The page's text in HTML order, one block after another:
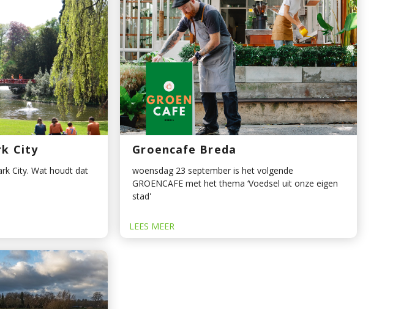
City
City. Wat houdt dat
Groencafe Breda
woensdag 23 september is het volgende
GROENCAFE met het thema ‘Voedsel uit onze eigen
stad'
LEES MEER